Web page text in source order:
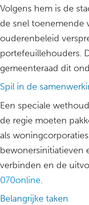
Volgens hem is de
de snel toenemende
ouderenbeleid
portefeuillehouders.
gemeenteraad dit
Spil in de
Een speciale
de regie moeten
als
bewonersinitiatieven
verbinden en de
070online.
Belangrijke taken